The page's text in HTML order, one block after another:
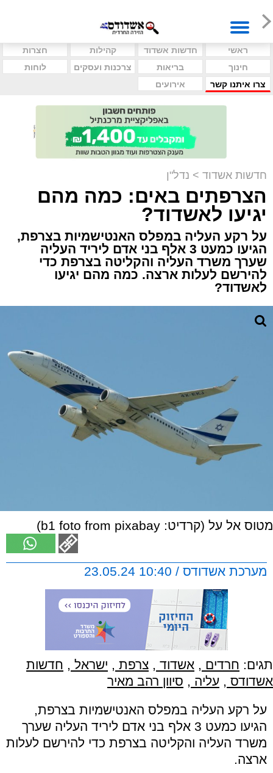
ראשי חדשות אשדוד קהילות
חצרות
חינוך
בריאות צרכנות ועסקים
לוחות
צרו איתנו קשר
אירועים
חדשות אשדוד > נדל"ן
הצרפתים באים: כמה מהם
יגיעו לאשדוד?
על רקע העליה במפלס האנטישמיות בצרפת,
הגיעו כמעט 3 אלף בני אדם ליריד העליה
שערך משרד העליה והקליטה בצרפת כדי
להירשם לעלות ארצה. כמה מהם יגיעו
לאשדוד?
מטוס אל על (קרדיט: b1 foto from pixabay)
מערכת אשדודס / 10:40 23.05.24
תגים: חרדים , אשדוד , צרפת , ישראל , חדשות
אשדודס , עליה , סיוון רהב מאיר
על רקע העליה במפלס האנטישמיות בצרפת,
הגיעו כמעט 3 אלף בני אדם ליריד העליה שערך
משרד העליה והקליטה בצרפת כדי להירשם לעלות
ארצה.